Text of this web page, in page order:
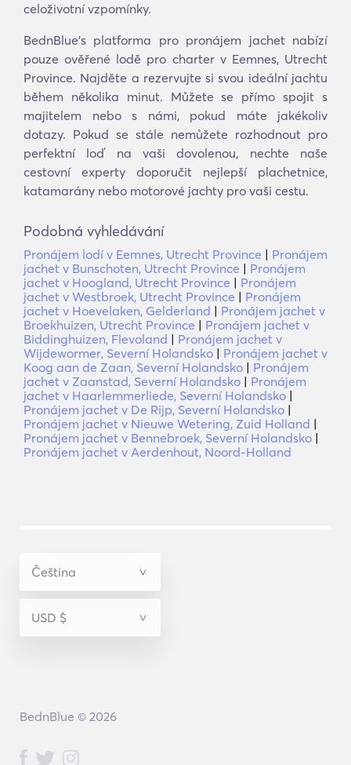
celoživotní vzpomínky.
BednBlue's platforma pro pronájem jachet nabízí
pouze ověřené lodě pro charter v Eemnes, Utrecht
Province. Najděte a rezervujte si svou ideální jachtu
během několika minut. Můžete se přímo spojit s
majitelem nebo s námi, pokud máte jakékoliv
dotazy. Pokud se stále nemůžete rozhodnout pro
perfektní loď na vaši dovolenou, nechte naše
cestovní experty doporučit nejlepší plachetnice,
katamarány nebo motorové jachty pro vaši cestu.
Podobná vyhledávání
Pronájem lodí v Eemnes, Utrecht Province | Pronájem
jachet v Bunschoten, Utrecht Province | Pronájem
jachet v Hoogland, Utrecht Province | Pronájem
jachet v Westbroek, Utrecht Province | Pronájem
jachet v Hoevelaken, Gelderland | Pronájem jachet v
Broekhuizen, Utrecht Province | Pronájem jachet v
Biddinghuizen, Flevoland | Pronájem jachet v
Wijdewormer, Severní Holandsko | Pronájem jachet v
Koog aan de Zaan, Severní Holandsko | Pronájem
jachet v Zaanstad, Severní Holandsko | Pronájem
jachet v Haarlemmerliede, Severní Holandsko |
Pronájem jachet v De Rijp, Severní Holandsko |
Pronájem jachet v Nieuwe Wetering, Zuid Holland |
Pronájem jachet v Bennebroek, Severní Holandsko |
Pronájem jachet v Aerdenhout, Noord-Holland
BednBlue © 2026